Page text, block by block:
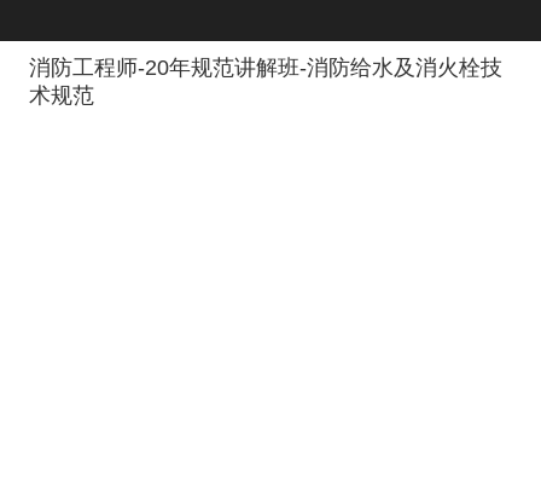
消防工程师-20年规范讲解班-消防给水及消火栓技
术规范